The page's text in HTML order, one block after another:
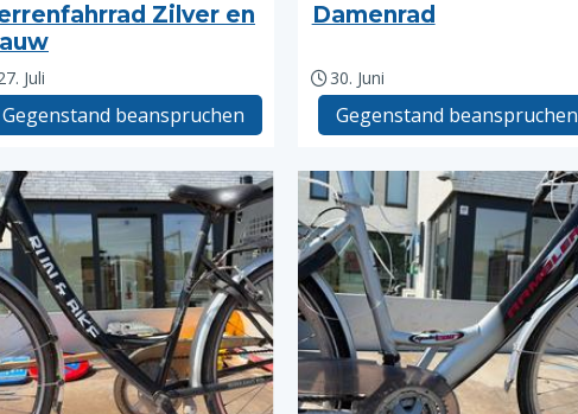
Zilver en
Juli
Gegenstand beanspruchen
Damenrad
30. Juni
Gegenstand beanspruchen